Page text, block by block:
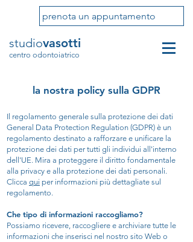
studiovasotti
centro odontoiatrico
prenota un appuntamento
la nostra policy sulla GDPR
Il regolamento generale sulla protezione dei dati
General Data Protection Regulation (GDPR) è un
regolamento destinato a rafforzare e unificare la
protezione dei dati per tutti gli individui all'interno
dell'UE. Mira a proteggere il diritto fondamentale
alla privacy e alla protezione dei dati personali.
Clicca qui per informazioni più dettagliate sul
regolamento.
Che tipo di informazioni raccogliamo?
Possiamo ricevere, raccogliere e archiviare tutte le
informazioni che inserisci nel nostro sito Web o